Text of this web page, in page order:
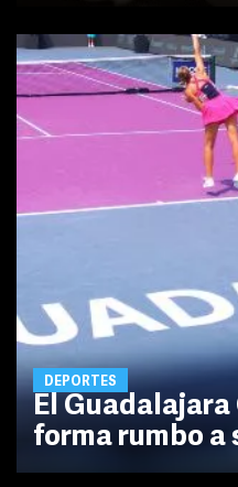
DEPORTES
El Guadalajara
forma rumbo a